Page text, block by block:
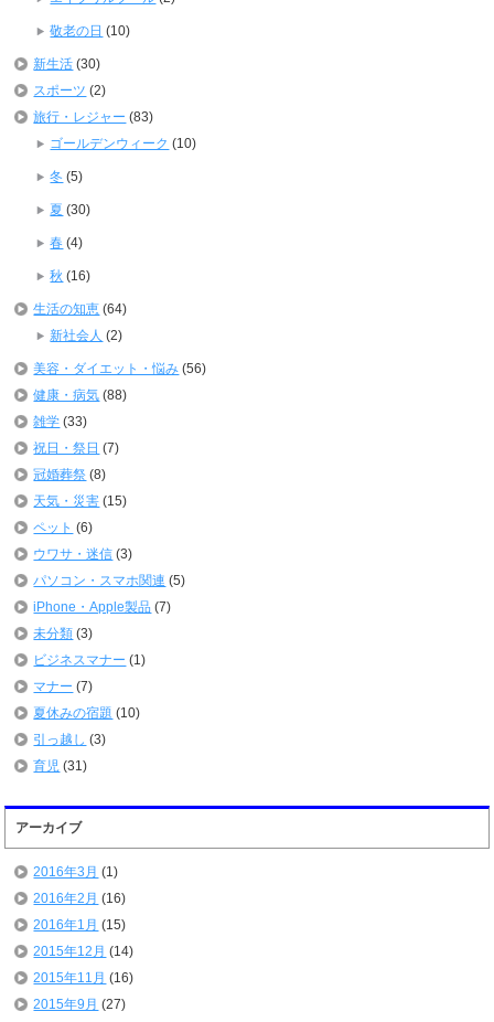
敬老の日 (10)
新生活 (30)
スポーツ (2)
旅行・レジャー (83)
ゴールデンウィーク (10)
冬 (5)
夏 (30)
春 (4)
秋 (16)
生活の知恵 (64)
新社会人 (2)
美容・ダイエット・悩み (56)
健康・病気 (88)
雑学 (33)
祝日・祭日 (7)
冠婚葬祭 (8)
天気・災害 (15)
ペット (6)
ウワサ・迷信 (3)
パソコン・スマホ関連 (5)
iPhone・Apple製品 (7)
未分類 (3)
ビジネスマナー (1)
マナー (7)
夏休みの宿題 (10)
引っ越し (3)
育児 (31)
アーカイブ
2016年3月 (1)
2016年2月 (16)
2016年1月 (15)
2015年12月 (14)
2015年11月 (16)
2015年9月 (27)